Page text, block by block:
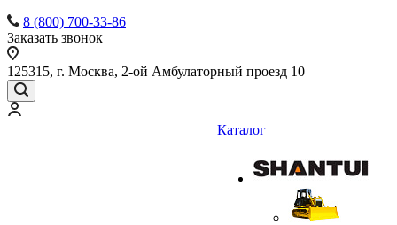
8 (800) 700-33-86
Заказать звонок
125315, г. Москва, 2-ой Амбулаторный проезд 10
Каталог